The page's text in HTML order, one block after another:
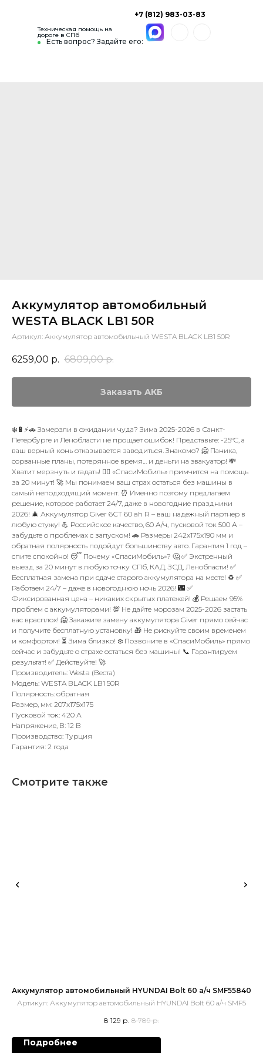
Есть вопрос? Задайте его:
+7 (812) 983-03-83
Техническая помощь на
дороге в СПб
Аккумулятор автомобильный
WESTA BLACK LB1 50R
Артикул: Аккумулятор автомобильный WESTA BLACK LB1 50R
6259,00 р. 6809,00 р.
Заказать АКБ
❄️🔋⚡🚗 Замерзли в ожидании чуда? Зима 2025-2026 в Санкт-
Петербурге и Ленобласти не прощает ошибок! Представьте: -25°C, а
ваш верный конь отказывается заводиться. Знакомо? 🥶 Паника,
сорванные планы, потерянное время… и деньги на эвакуатор! 💸
Хватит мерзнуть и гадать! 🙅‍♂️ «СпасиМобиль» примчится на помощь
за 20 минут! 🚀 Мы понимаем ваш страх остаться без машины в
самый неподходящий момент. ⏰ Именно поэтому предлагаем
решение, которое работает 24/7, даже в новогодние праздники
2026! 🎄 Аккумулятор Giver 6СТ 60 ah R – ваш надежный партнер в
любую стужу! 💪 Российское качество, 60 А/ч, пусковой ток 500 А –
забудьте о проблемах с запуском! 🚗 Размеры 242x175x190 мм и
обратная полярность подойдут большинству авто. Гарантия 1 год –
спите спокойно! 😴 Почему «СпасиМобиль»? 🤔 ✅ Экстренный
выезд за 20 минут в любую точку СПб, КАД, ЗСД, Ленобласти! ✅
Бесплатная замена при сдаче старого аккумулятора на месте! ♻️ ✅
Работаем 24/7 – даже в новогоднюю ночь 2026! 🌃 ✅
Фиксированная цена – никаких скрытых платежей! 💰 Решаем 95%
проблем с аккумуляторами! 💯 Не дайте морозам 2025-2026 застать
вас врасплох! 🥶 Закажите замену аккумулятора Giver прямо сейчас
и получите бесплатную установку! 🎁 Не рискуйте своим временем
и комфортом! ⏳ Зима близко! ❄️ Позвоните в «СпасиМобиль» прямо
сейчас и забудьте о страхе остаться без машины! 📞 Гарантируем
результат! ✅ Действуйте! 🚀
Производитель: Westa (Веста)
Модель: WESTA BLACK LB1 50R
Полярность: обратная
Размер, мм: 207x175x175
Пусковой ток: 420 А
Напряжение, В: 12 В
Производство: Турция
Гарантия: 2 года
Смотрите также
Аккумулятор автомобильный HYUNDAI Bolt 60 а/ч SMF55840
Артикул: Аккумулятор автомобильный HYUNDAI Bolt 60 а/ч SMF5
8 129 р. 8 789 р.
Подробнее